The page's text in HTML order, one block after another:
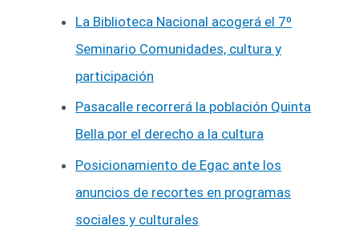
La Biblioteca Nacional acogerá el 7º
Seminario Comunidades, cultura y
participación
Pasacalle recorrerá la población Quinta
Bella por el derecho a la cultura
Posicionamiento de Egac ante los
anuncios de recortes en programas
sociales y culturales